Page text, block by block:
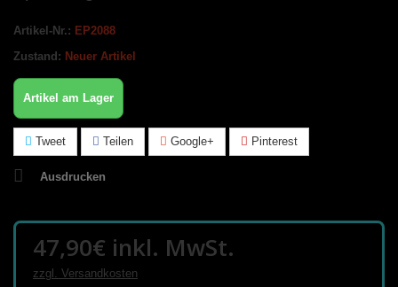
Artikel-Nr.: EP2088
Zustand: Neuer Artikel
Artikel am Lager
Tweet Teilen Google+ Pinterest
Ausdrucken
47,90€ inkl. MwSt.
zzgl. Versandkosten